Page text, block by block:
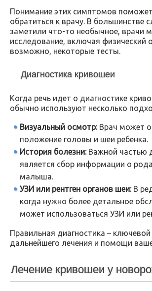
Понимание этих симптомов
обратиться к врачу. В большинстве
заметили что-то необычное, врачи
исследование, включая физический
возможно, некоторые тесты.
Диагностика кривошеи
Когда речь идет о диагностике
обычно используют несколько
Визуальный осмотр:Врач может
положение головы и шеи ребенка.
История болезни:Важной частью
является сбор информации о
малыша.
УЗИ или рентген органов шеи:В
когда нужно более детальное
может использоваться УЗИ или
Правильная диагностика –
дальнейшего лечения и помощи
Лечение кривошеи у